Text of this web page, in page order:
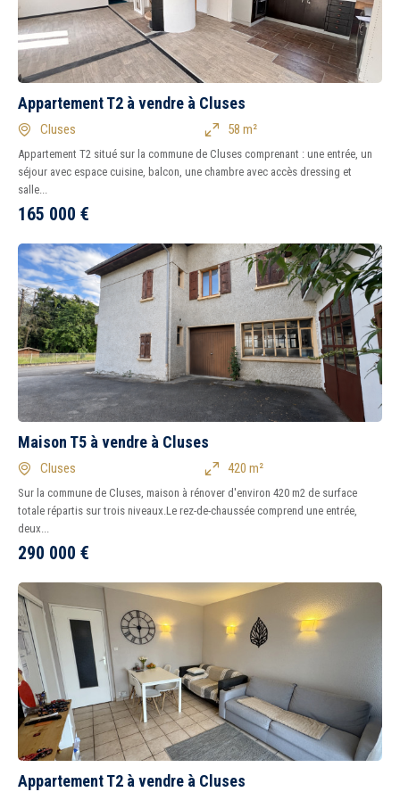
Appartement T2 à vendre à Cluses
Cluses 58 m²
Appartement T2 situé sur la commune de Cluses comprenant : une entrée, un
séjour avec espace cuisine, balcon, une chambre avec accès dressing et
salle...
165 000 €
Maison T5 à vendre à Cluses
Cluses 420 m²
Sur la commune de Cluses, maison à rénover d'environ 420 m2 de surface
totale répartis sur trois niveaux.Le rez-de-chaussée comprend une entrée,
deux...
290 000 €
Appartement T2 à vendre à Cluses